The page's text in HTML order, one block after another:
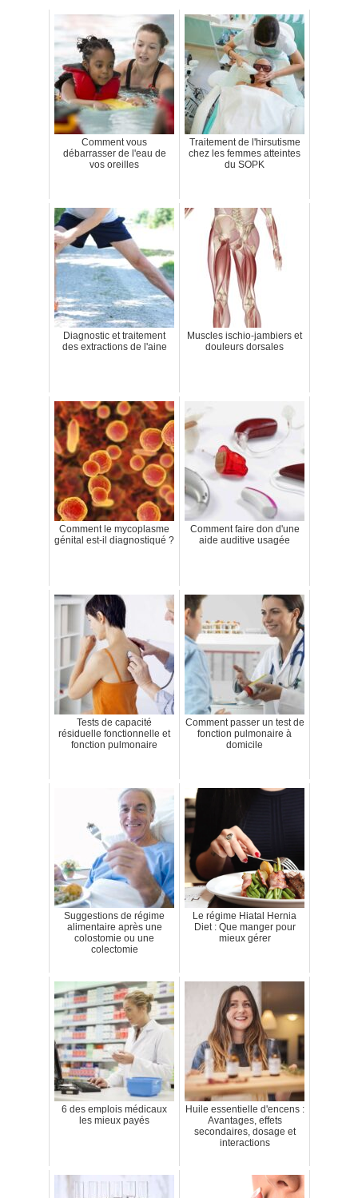
Comment vous
débarrasser de l'eau de
vos oreilles
Traitement de l'hirsutisme
chez les femmes atteintes
du SOPK
Diagnostic et traitement
des extractions de l'aine
Muscles ischio-jambiers et
douleurs dorsales
Comment le mycoplasme
génital est-il diagnostiqué ?
Comment faire don d'une
aide auditive usagée
Tests de capacité
résiduelle fonctionnelle et
fonction pulmonaire
Comment passer un test de
fonction pulmonaire à
domicile
Suggestions de régime
alimentaire après une
colostomie ou une
colectomie
Le régime Hiatal Hernia
Diet : Que manger pour
mieux gérer
6 des emplois médicaux
les mieux payés
Huile essentielle d'encens :
Avantages, effets
secondaires, dosage et
interactions